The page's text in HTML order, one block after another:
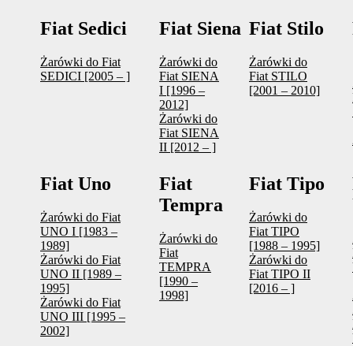
Fiat Sedici
Żarówki do Fiat
SEDICI [2005 – ]
Fiat Siena
Żarówki do
Fiat SIENA
I [1996 –
2012]
Żarówki do
Fiat SIENA
II [2012 – ]
Fiat Stilo
Żarówki do
Fiat STILO
[2001 – 2010]
Fiat Uno
Żarówki do Fiat
UNO I [1983 –
1989]
Żarówki do Fiat
UNO II [1989 –
1995]
Żarówki do Fiat
UNO III [1995 –
2002]
Fiat
Tempra
Żarówki do
Fiat
TEMPRA
[1990 –
1998]
Fiat Tipo
Żarówki do
Fiat TIPO
[1988 – 1995]
Żarówki do
Fiat TIPO II
[2016 – ]